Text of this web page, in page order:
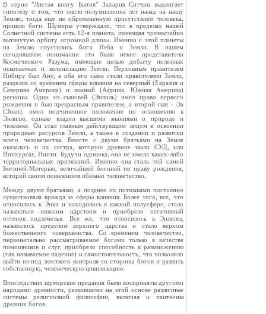
В серии "Листая книгу Бытия" Захария Ситчин выдвигает
гипотезу о том, что около полумиллиона лет назад на нашу
Землю, тогда еще не обремененную присутствием человека,
пришли боги. Шумеры утверждали, что в пределах нашей
Солнечной системы есть 12-я планета, имеющая чрезвычайно
вытянутую орбиту огромной длины. Именно с этой планеты
на Землю спустились боги Неба и Земли. В нашем
сегодняшнем понимании это были некие представители
Космического Разума, имеющие целью добычу полезных
ископаемых и колонизацию Земли. Верховным правителем
Нибиру был Ану, а оба его сына стали правителями Земли,
разделив со временем сферы влияния на северный (Евразия и
Северная Америка) и южный (Африка, Южная Америка)
регионы. Один из сыновей (Энлиль) имел право первого
рождения и был прекрасным правителем, а второй сын - Эа
(Энки), имел подчиненное положение по отношению к
Энлилю, однако владел высшими знаниями о природе и
человеке. Он стал главным действующим лицом в освоении
природных ресурсов Земли, а также в создании и развитии
всего человечества. Вместе с двумя братьями на Земле
оказалась и их сестра, которую древние звали СУД, или
Нинхурсаг, Нинти. Будучи одинока, она не имела каких-либо
территориальных притязаний. Именно она стала той самой
Богиней-Матерью, величайшей богиней по праву рождения,
которой своим появлением обязано человечество.
Между двумя братьями, а позднее их потомками постоянно
существовала вражда за сферы влияния. Более того, все, что
относилось к Энки и находилось в южной полусфере, стало
называться нижним царством и приобрело негативный
оттенок подземелья. Все же, что относилось в Энлилю,
называлось пределом верхнего царства и стало верхом
божественного совершенства. Со временем человечество,
первоначально рассматриваемое богами только в качестве
помощников и слуг, приобрело способность к размножению
(так называемое падение) и самостоятельность, что позволило
выйти из-под жесткого контроля со стороны богов и развить
собственную, человеческую цивилизацию.
Впоследствии шумерские предания были восприняты другими
народами древности, развившими на этой основе различные
системы религиозной философии, включая и пантеоны
древних богов.